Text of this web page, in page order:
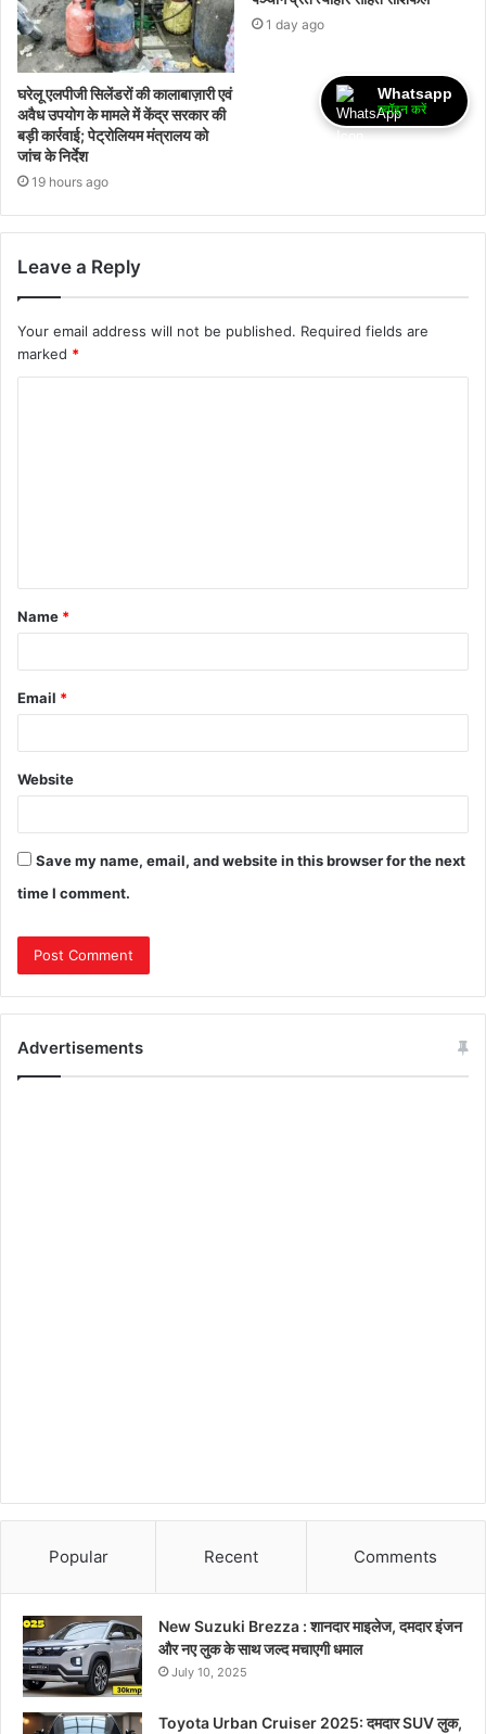
घरेलू एलपीजी सिलेंडरों की कालाबाज़ारी एवं
अवैध उपयोग के मामले में केंद्र सरकार की
बड़ी कार्रवाई; पेट्रोलियम मंत्रालय को
जांच के निर्देश
19 hours ago
1 day ago
Leave a Reply
Your email address will not be published. Required fields are
marked *
Name *
Email *
Website
Save my name, email, and website in this browser for the next
time I comment.
Advertisements
Popular Recent Comments
New Suzuki Brezza : शानदार माइलेज, दमदार इंजन
और नए लुक के साथ जल्द मचाएगी धमाल
July 10, 2025
Toyota Urban Cruiser 2025: दमदार SUV लुक,
Whatsapp
ज्वॉइन करें